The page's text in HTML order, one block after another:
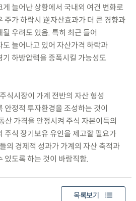
늘어난 상황에서 국내외 여건 변화로
주가 하락시 逆자산효과가 더 큰 경향과
우려도 있음. 특히 최근 들어
늘어나고 있어 자산가격 하락과
하방압력을 증폭시킬 가능성도
식시장이 가계 전반의 자산 형성
안정적 투자환경을 조성하는 것이
산 가격을 안정시켜 주식 자본이득의
주식 장기보유 유인을 제고할 필요가
의 경제적 성과가 가계의 자산 축적과
있도록 하는 것이 바람직함.
목록보기